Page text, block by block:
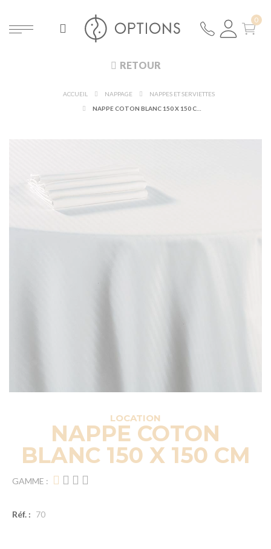
RETOUR
ACCUEIL NAPPAGE
NAPPES ET SERVIETTES
LOCATION
NAPPE COTON
BLANC 150 X 150 CM
GAMME :
Réf. : 70